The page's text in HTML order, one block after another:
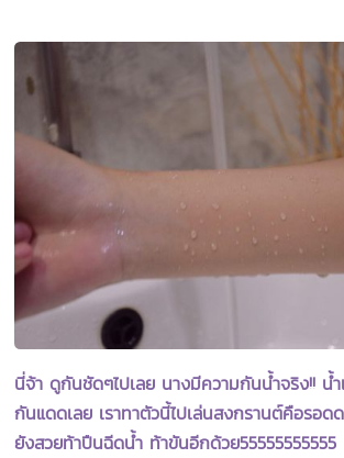
นี่จ้า ดูกันชัดๆไปเลย นางมีความกันน้ำจริง!! น้
กันแดดเลย เราทาตัวนี้ไปเล่นสงกรานต์คือรอด
ยังสวยท้าปืนฉีดน้ำ ท้าขันอีกด้วย55555555555